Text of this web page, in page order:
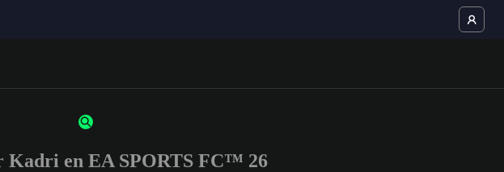
o números
Kadri en EA SPORTS FC™ 26